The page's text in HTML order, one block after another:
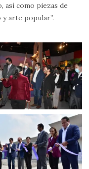
así como piezas de
arte popular”.